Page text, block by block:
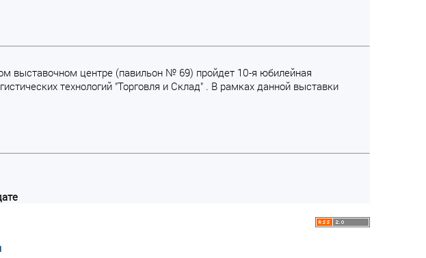
выставочном центре (павильон № 69) пройдет 10-я юбилейная
технологий "Торговля и Склад" . В рамках данной выставки